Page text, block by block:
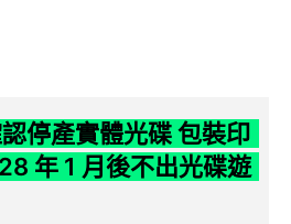
停產實體光碟 包裝印
年 1 月後不出光碟遊